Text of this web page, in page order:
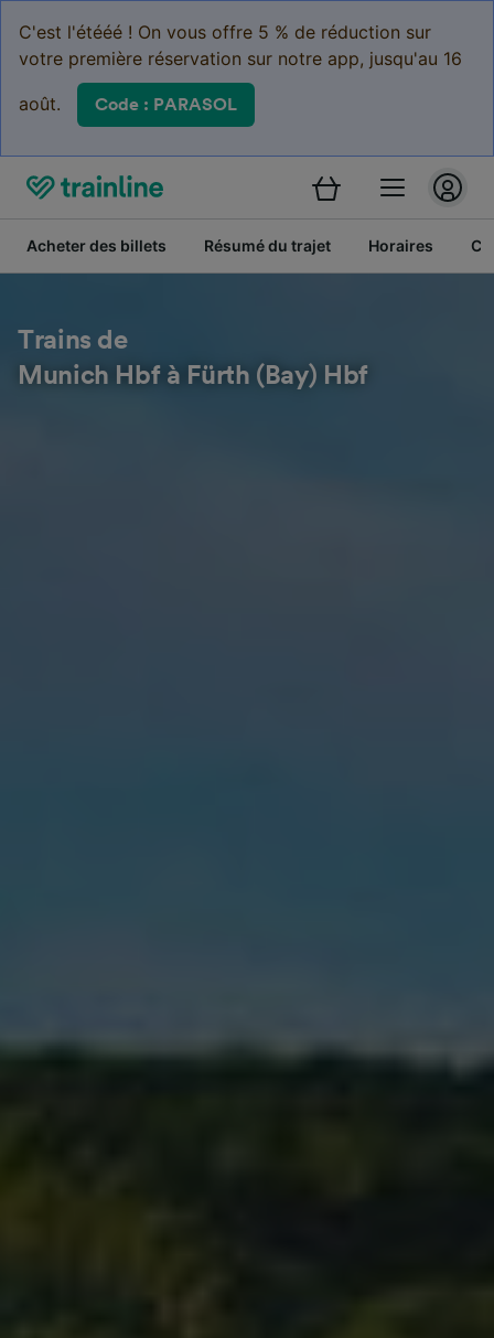
C'est l'étééé ! On vous offre 5 % de réduction sur
votre première réservation sur notre app, jusqu'au 16
août. Code : PARASOL
Acheter des billets Résumé du trajet Horaires
Trains de
Munich Hbf à Fürth (Bay) Hbf